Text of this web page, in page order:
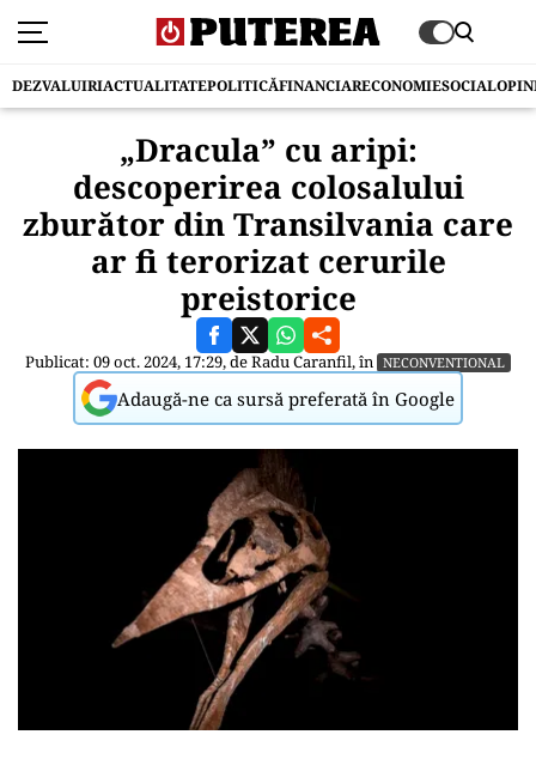
DEZVALUIRIACTUALITATEPOLITICĂFINANCIARECONOMIESOCIAL
„Dracula” cu aripi:
descoperirea colosalului
zburător din Transilvania care
ar fi terorizat cerurile
preistorice
Publicat: 09 oct. 2024, 17:29, deRadu Caranfil, în NECONVENTIONAL
Adaugă-ne ca sursă preferată în Google